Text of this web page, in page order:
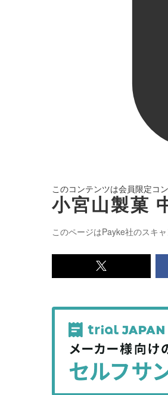
このコンテンツは会員限定コ
小宮山製菓
このページはPayke社のスキ
x<br>
記
事
を
シ
ェ